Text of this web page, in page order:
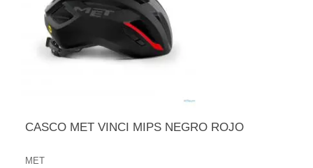
CASCO MET VINCI MIPS NEGRO ROJO
MET